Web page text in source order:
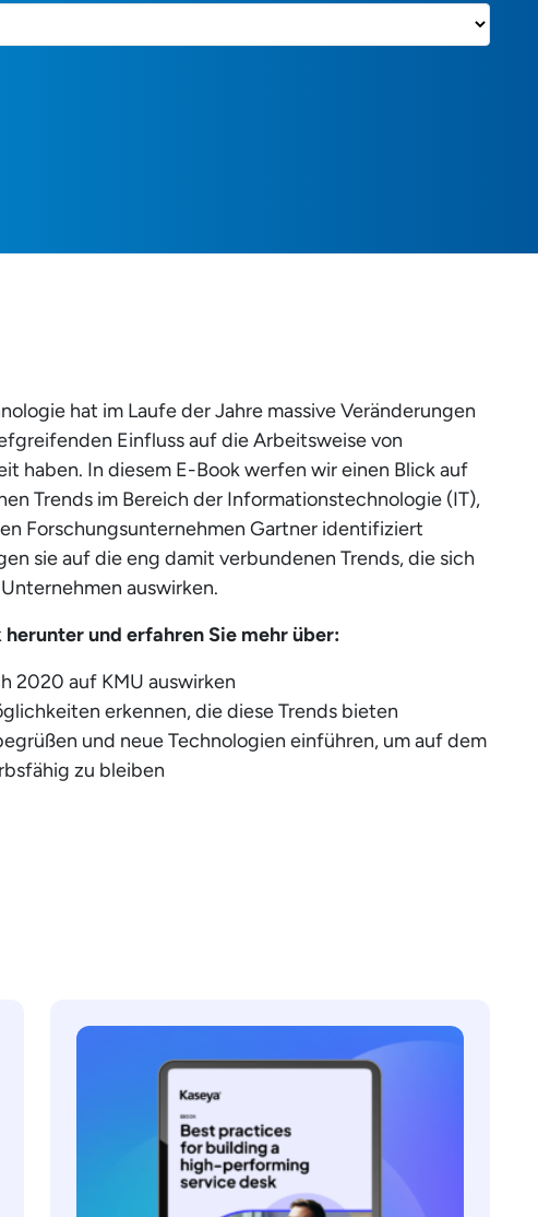
hat im Laufe der Jahre massive Veränderungen
Einfluss auf die Arbeitsweise von
haben. In diesem E-Book werfen wir einen Blick auf
Trends im Bereich der Informationstechnologie (IT),
Forschungsunternehmen Gartner identifiziert
sie auf die eng damit verbundenen Trends, die sich
auswirken.
herunter und erfahren Sie mehr über:
2020 auf KMU auswirken
erkennen, die diese Trends bieten
und neue Technologien einführen, um auf dem
zu bleiben